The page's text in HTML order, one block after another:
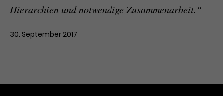
Hierarchien und notwendige Zusammenarbeit.“
30. September 2017